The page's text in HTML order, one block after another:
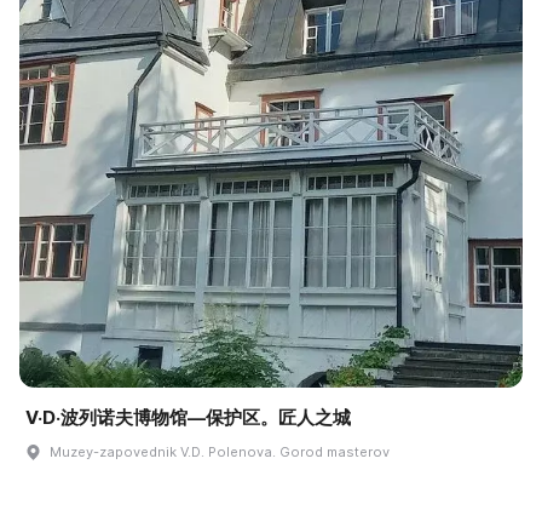
V·D·波列诺夫博物馆—保护区。匠人之城
Muzey-zapovednik V.D. Polenova. Gorod masterov